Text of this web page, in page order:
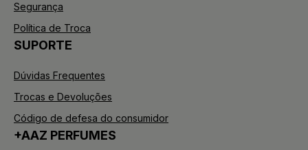
Segurança
Política de Troca
SUPORTE
Dúvidas Frequentes
Trocas e Devoluções
Código de defesa do consumidor
+AAZ PERFUMES